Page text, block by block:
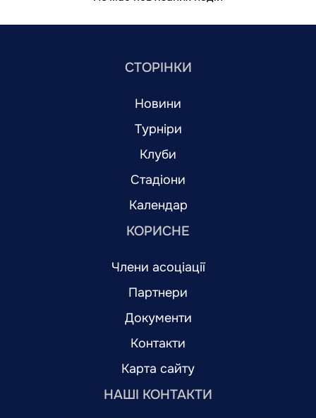
СТОРІНКИ
Новини
Турніри
Клуби
Стадіони
Календар
КОРИСНЕ
Члени асоціації
Партнери
Документи
Контакти
Карта сайту
НАШІ КОНТАКТИ